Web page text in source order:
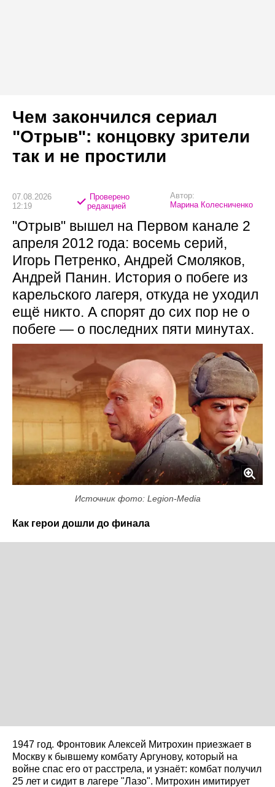
Чем закончился сериал
"Отрыв": концовку зрители
так и не простили
07.08.2026
12:19
Проверено
редакцией
Автор:
Марина Колесниченко
"Отрыв" вышел на Первом канале 2
апреля 2012 года: восемь серий,
Игорь Петренко, Андрей Смоляков,
Андрей Панин. История о побеге из
карельского лагеря, откуда не уходил
ещё никто. А спорят до сих пор не о
побеге — о последних пяти минутах.
Источник фото: Legion-Media
Как герои дошли до финала
1947 год. Фронтовик Алексей Митрохин приезжает в
Москву к бывшему комбату Аргунову, который на
войне спас его от расстрела, и узнаёт: комбат получил
25 лет и сидит в лагере "Лазо". Митрохин имитирует